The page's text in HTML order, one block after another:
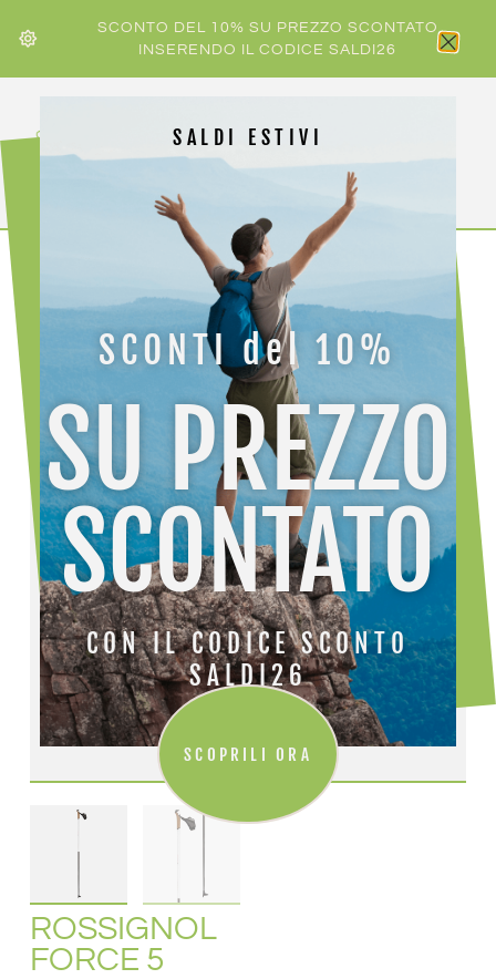
SCONTO DEL 10% SU PREZZO SCONTATO
INSERENDO IL CODICE SALDI26
HOME /ROSSIGNOL / ROSSIGNOL FORCE 5
ROSSIGNOL
FORCE 5
SALDI ESTIVI
SCONTI del 10%
SU PREZZO
SCONTATO
CON IL CODICE SCONTO
SALDI26
SCOPRILI ORA